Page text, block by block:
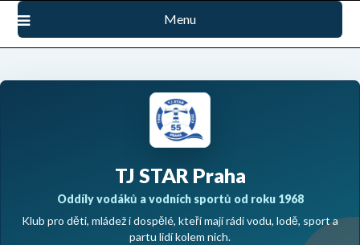
Přejdi
obsah
Menu
TJ STAR Praha
Oddíly vodáků a vodních sportů od roku 1968
Klub pro děti, mládež i dospělé, kteří mají rádi vodu, lodě, sport a
partu lidí kolem nich.